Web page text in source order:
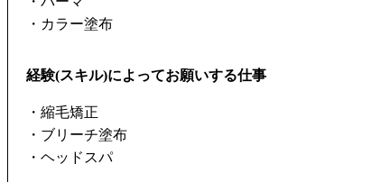
・カラー塗布
経験(スキル)によってお願いする仕事
・縮毛矯正
・ブリーチ塗布
・ヘッドスパ